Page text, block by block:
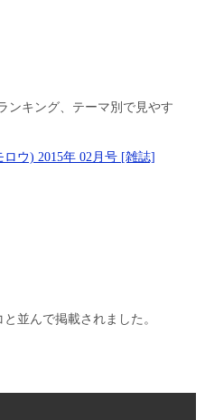
ンキング、テーマ別で見やす
ウ) 2015年 02月号 [雑誌]
並んで掲載されました。